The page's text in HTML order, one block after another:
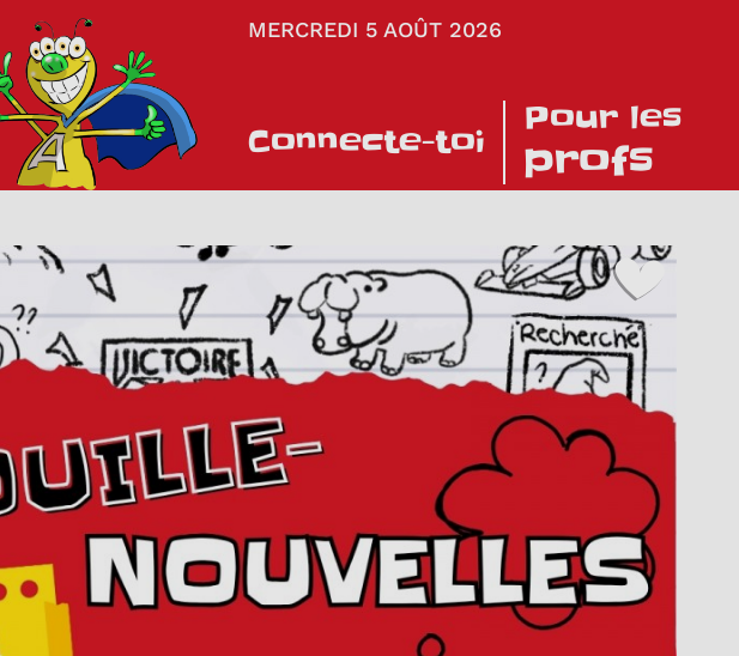
MERCREDI 5 AOÛT 2026
Connecte-toi
Pour les
profs